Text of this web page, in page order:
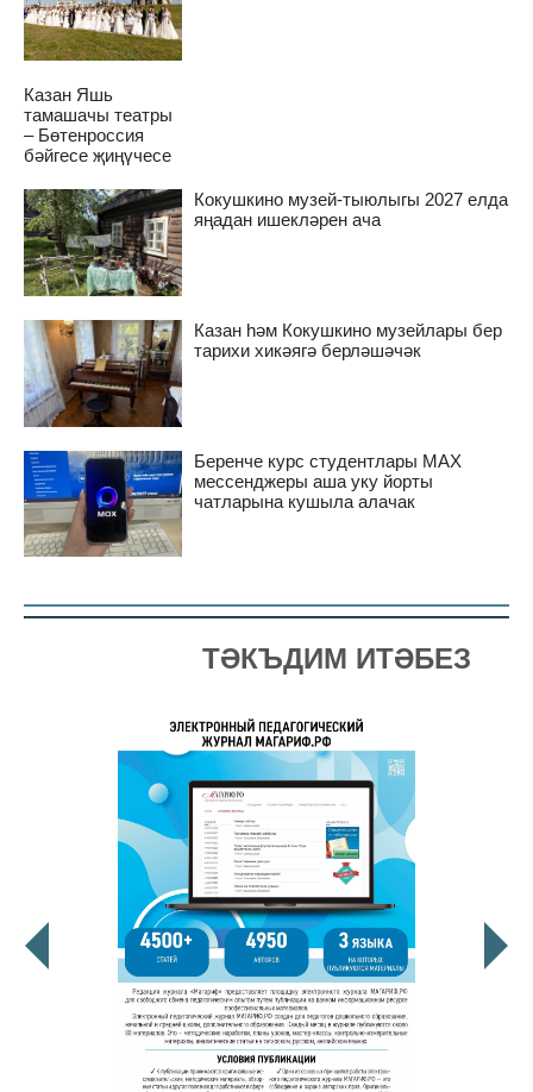
Казан Яшь
тамашачы театры
– Бөтенроссия
бәйгесе җиңүчесе
Кокушкино музей-тыюлыгы 2027 елда
яңадан ишекләрен ача
Казан һәм Кокушкино музейлары бер
тарихи хикәягә берләшәчәк
Беренче курс студентлары MAX
мессенджеры аша уку йорты
чатларына кушыла алачак
ТӘКЪДИМ ИТӘБЕЗ